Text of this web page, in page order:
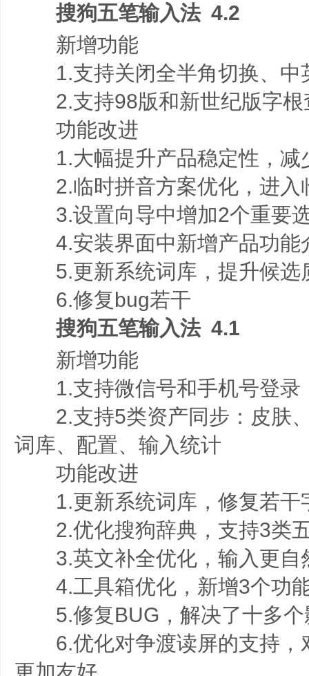
搜狗五笔输入法 4.2
新增功能
1.支持关闭全半角切换、中
2.支持98版和新世纪版字根
功能改进
1.大幅提升产品稳定性，减
2.临时拼音方案优化，进入
3.设置向导中增加2个重要
4.安装界面中新增产品功能
5.更新系统词库，提升候选
6.修复bug若干
搜狗五笔输入法 4.1
新增功能
1.支持微信号和手机号登录
2.支持5类资产同步：皮肤、
词库、配置、输入统计
功能改进
1.更新系统词库，修复若干
2.优化搜狗辞典，支持3类
3.英文补全优化，输入更自
4.工具箱优化，新增3个功
5.修复BUG，解决了十多个
6.优化对争渡读屏的支持，
更加友好